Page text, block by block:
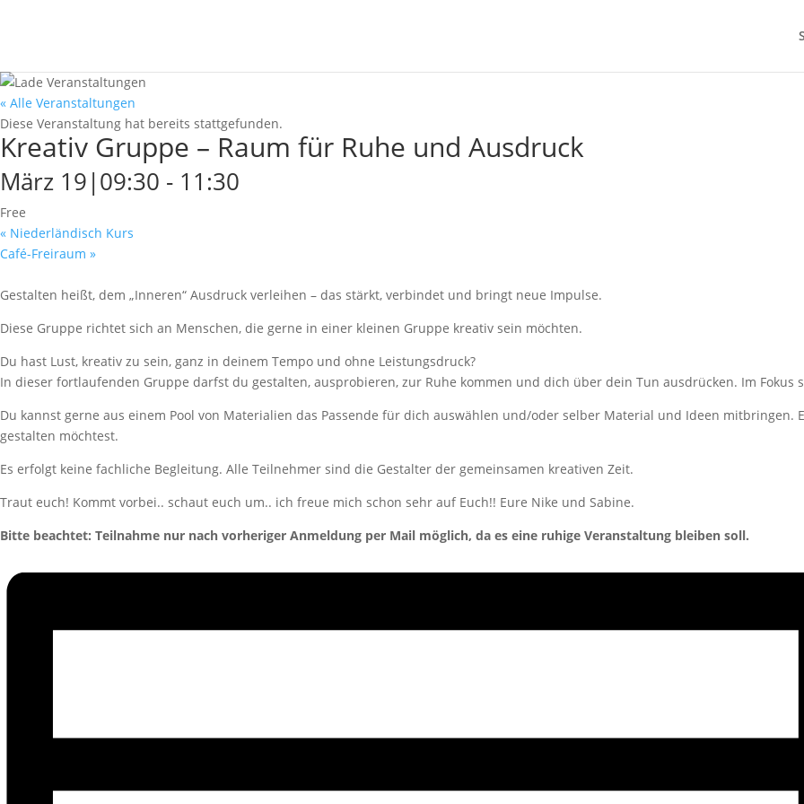
« Alle Veranstaltungen
Diese Veranstaltung hat bereits stattgefunden.
Kreativ Gruppe – Raum für Ruhe und Ausdruck
März 19|09:30 - 11:30
Free
« Niederländisch Kurs
Café-Freiraum »
Gestalten heißt, dem „Inneren“ Ausdruck verleihen – das stärkt, verbindet und bringt neue Impulse.
Diese Gruppe richtet sich an Menschen, die gerne in einer kleinen Gruppe kreativ sein möchten.
Du hast Lust, kreativ zu sein, ganz in deinem Tempo und ohne Leistungsdruck?
In dieser fortlaufenden Gruppe darfst du gestalten, ausprobieren, zur Ruhe kommen und dich über dein Tun ausdrücken. Im Fokus
Du kannst gerne aus einem Pool von Materialien das Passende für dich auswählen und/oder selber Material und Ideen mitbringen.
gestalten möchtest.
Es erfolgt keine fachliche Begleitung. Alle Teilnehmer sind die Gestalter der gemeinsamen kreativen Zeit.
Traut euch! Kommt vorbei.. schaut euch um.. ich freue mich schon sehr auf Euch!! Eure Nike und Sabine.
Bitte beachtet: Teilnahme nur nach vorheriger Anmeldung per Mail möglich, da es eine ruhige Veranstaltung bleiben soll.